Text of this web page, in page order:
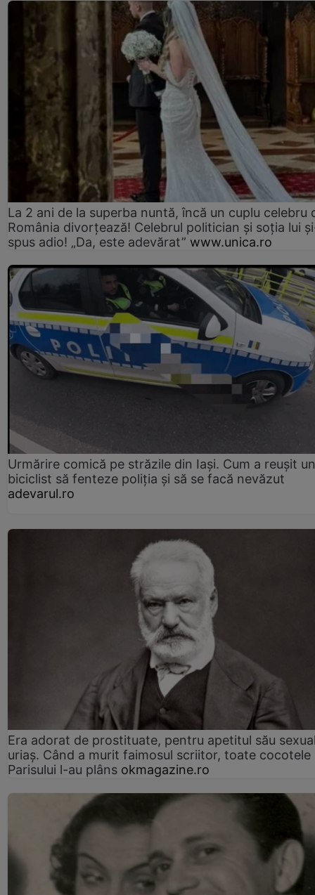
La 2 ani de la superba nuntă, încă un cuplu celebru
România divorțează! Celebrul politician și soția lui
spus adio! „Da, este adevărat” www.unica.ro
Urmărire comică pe străzile din Iași. Cum a reușit un
biciclist să fenteze poliția și să se facă nevăzut
adevarul.ro
Era adorat de prostituate, pentru apetitul său
uriaș. Când a murit faimosul scriitor, toate cocotele
Parisului l-au plâns okmagazine.ro